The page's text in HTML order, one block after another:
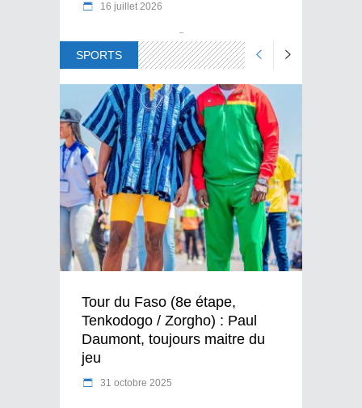
16 juillet 2026
SPORTS
Tour du Faso (8e étape,
Tenkodogo / Zorgho) : Paul
Daumont, toujours maitre du
jeu
31 octobre 2025